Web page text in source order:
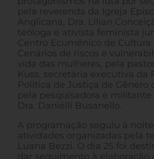
pela reverenda da Igreja
Anglicana, Dra. Lilian
teóloga e ativista feminista
Centro Ecumênico de Cultura
Cenários de riscos e
vida das mulheres, pela
Kuss, secretária executiva da
Política de Justiça de Gênero
pela pesquisadora e militante
Dra. Daniélli Busanello.
A programação seguiu à
atividades organizadas pela
Luana Bezzi. O dia 25 foi
dar seguimento à elaboração